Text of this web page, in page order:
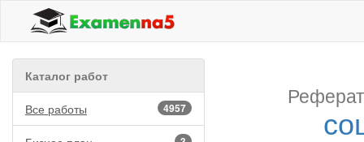
Каталог работ
4957
Все работы